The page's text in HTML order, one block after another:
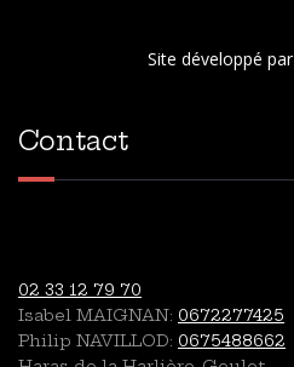
Site développé par
Contact
02 33 12 79 70
Isabel MAIGNAN: 0672277425
Philip NAVILLOD: 0675488662